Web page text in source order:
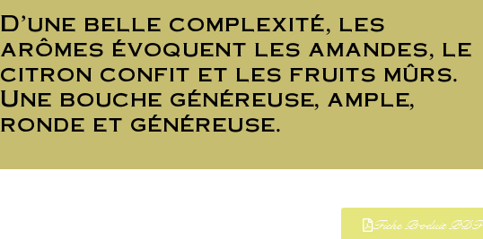
D’une belle complexité, les
arômes évoquent les amandes, le
citron confit et les fruits mûrs.
Une bouche généreuse, ample,
ronde et généreuse.
Fiche Produit PDF